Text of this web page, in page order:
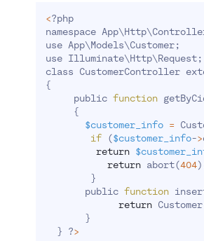
<?php
namespace App\Http\
use App\Models\Customer;
use Illuminate\Http\Request;
class CustomerController
{
     public
function
{
$customer_info =
if
($customer_info->
return
return abort(404)
}
       public
function
return
}
} ?>